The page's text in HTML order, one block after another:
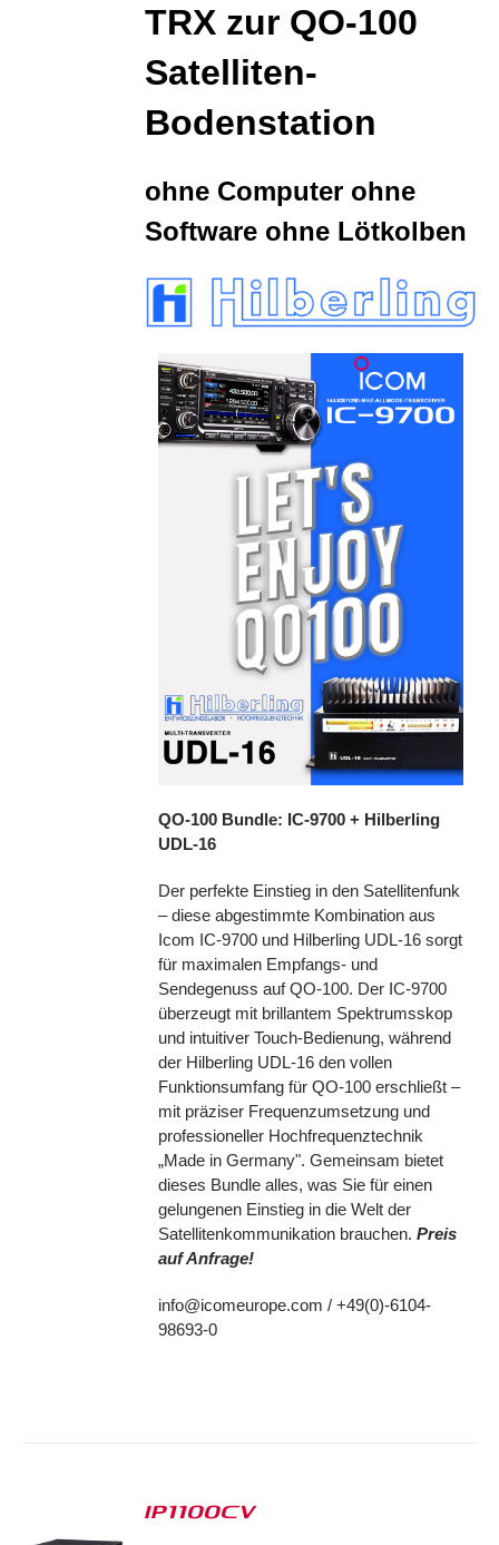
TRX zur QO-100
Satelliten-
Bodenstation
ohne Computer ohne
Software ohne Lötkolben
QO-100 Bundle: IC-9700 + Hilberling
UDL-16
Der perfekte Einstieg in den Satellitenfunk
– diese abgestimmte Kombination aus
Icom IC-9700 und Hilberling UDL-16 sorgt
für maximalen Empfangs- und
Sendegenuss auf QO-100. Der IC-9700
überzeugt mit brillantem Spektrumsskop
und intuitiver Touch-Bedienung, während
der Hilberling UDL-16 den vollen
Funktionsumfang für QO-100 erschließt –
mit präziser Frequenzumsetzung und
professioneller Hochfrequenztechnik
„Made in Germany". Gemeinsam bietet
dieses Bundle alles, was Sie für einen
gelungenen Einstieg in die Welt der
Satellitenkommunikation brauchen.Preis
auf Anfrage!
info@icomeurope.com / +49(0)-6104-
98693-0
IP1100CV